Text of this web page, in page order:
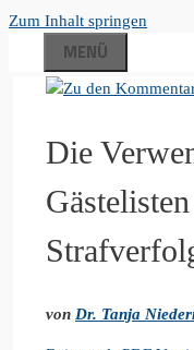
Zum Inhalt springen
MENÜ
Die
von Dr. Tanja